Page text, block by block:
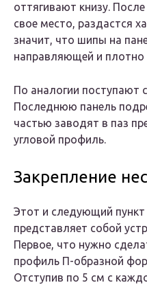
оттягивают книзу.
свое место, раздастся
значит, что шипы на
направляющей и плотно
По аналогии поступают
Последнюю панель
частью заводят в паз
угловой профиль.
Закрепление
Этот и следующий
представляет собой
Первое, что нужно
профиль П-образной
Отступив по 5 см с